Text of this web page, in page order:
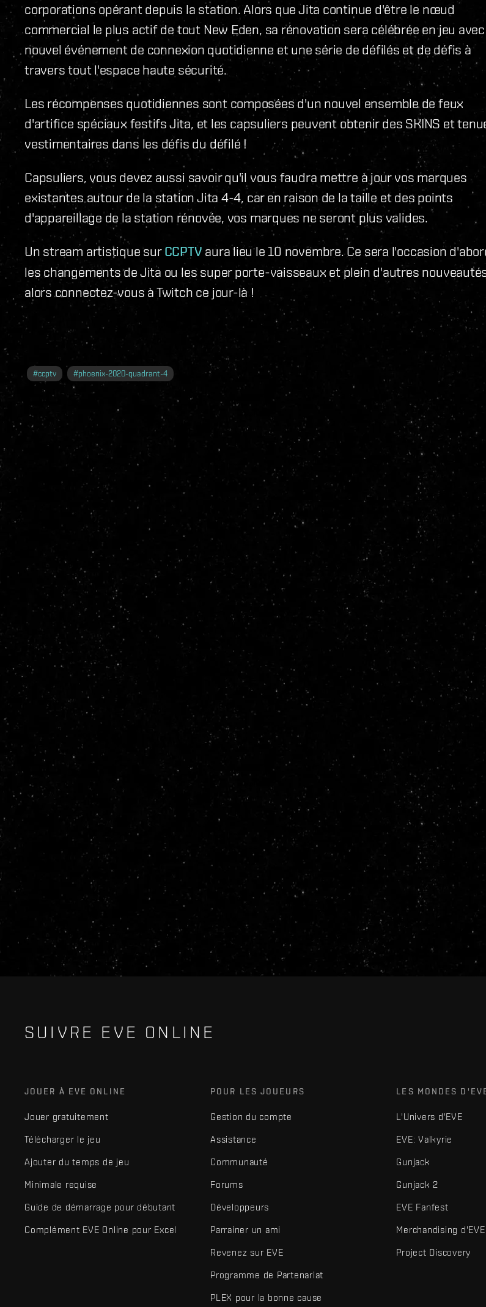
corporations opérant depuis la station. Alors que Jita continue d'être le nœud
commercial le plus actif de tout New Eden, sa rénovation sera célébrée en jeu
nouvel événement de connexion quotidienne et une série de défilés et de défis à
travers tout l'espace haute sécurité.
Les récompenses quotidiennes sont composées d'un nouvel ensemble de feux
d'artifice spéciaux festifs Jita, et les capsuliers peuvent obtenir des SKINS et
vestimentaires dans les défis du défilé !
Capsuliers, vous devez aussi savoir qu'il vous faudra mettre à jour vos marques
existantes autour de la station Jita 4-4, car en raison de la taille et des points
d'appareillage de la station rénovée, vos marques ne seront plus valides.
Un stream artistique sur CCPTV aura lieu le 10 novembre. Ce sera l'occasion
les changements de Jita ou les super porte-vaisseaux et plein d'autres
alors connectez-vous à Twitch ce jour-là !
#ccptv #phoenix-2020-quadrant-4
SUIVRE EVE ONLINE
JOUER À EVE ONLINE
Jouer gratuitement
Télécharger le jeu
Ajouter du temps de jeu
Minimale requise
Guide de démarrage pour débutant
Complément EVE Online pour Excel
POUR LES JOUEURS
Gestion du compte
Assistance
Communauté
Forums
Développeurs
Parrainer un ami
Revenez sur EVE
Programme de Partenariat
PLEX pour la bonne cause
LES MONDES
L'Univers d'EVE
EVE: Valkyrie
Gunjack
Gunjack 2
EVE Fanfest
Merchandising d'EVE
Project Discovery